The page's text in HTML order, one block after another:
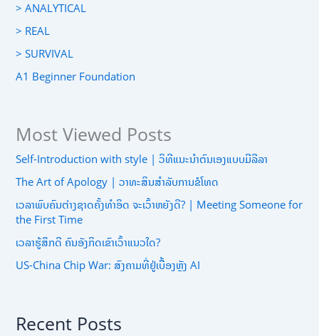
> ANALYTICAL
> REAL
> SURVIVAL
A1 Beginner Foundation
Most Viewed Posts
Self-Introduction with style | ວິທີແນະນຳຕົນເອງແບບມີລີລາ
The Art of Apology | ວາທະສິນສຳລັບການຂໍໂທດ
ເວລາພົບຄົນຕ່າງຊາດຄັ້ງທຳອິດ ຈະເວົ້າຫຍັງດີ? | Meeting Someone for
the First Time
ເວລາຮູ້ສຶກດີ ຄົນອັງກິດເຂົາເວົ້າແນວໃດ?
US-China Chip War: ສົງຄາມທີ່ຢູ່ເບື້ອງຫຼັງ AI
Recent Posts